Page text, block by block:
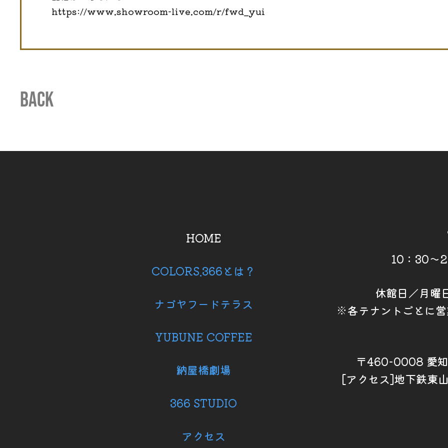
https://www.showroom-live.com/r/fwd_yui
BACK
HOME
COLORS.366とは？
ナゴヤフードテラス
YUBUNE COFFEE
納屋橋劇場
366 STUDIO
アクセス
10：30～
休館日／月曜
※各テナントごとに
〒460-0008 愛
[アクセス]地下鉄東